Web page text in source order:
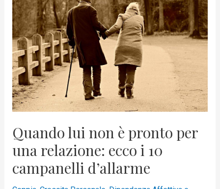
Quando lui non è pronto per
una relazione: ecco i 10
campanelli d’allarme
non
è
pronto
per
una
relazione:
ecco
i
campanelli
d’allarme